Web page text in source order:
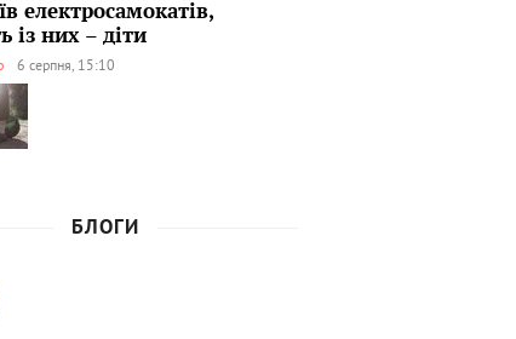
електросамокатів,
із них – діти
6 серпня, 15:10
БЛОГИ